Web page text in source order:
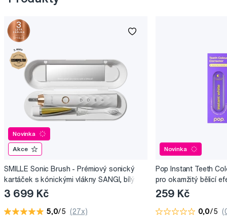
Novinka
Akce
SMILLE Sonic Brush - Prémiový sonický
kartáček s kónickými vlákny SANGI, bílý
3 699 Kč
5,0/5 (27x)
Novinka
Pop Instant Teeth
pro okamžitý bělicí
259 Kč
0,0/5